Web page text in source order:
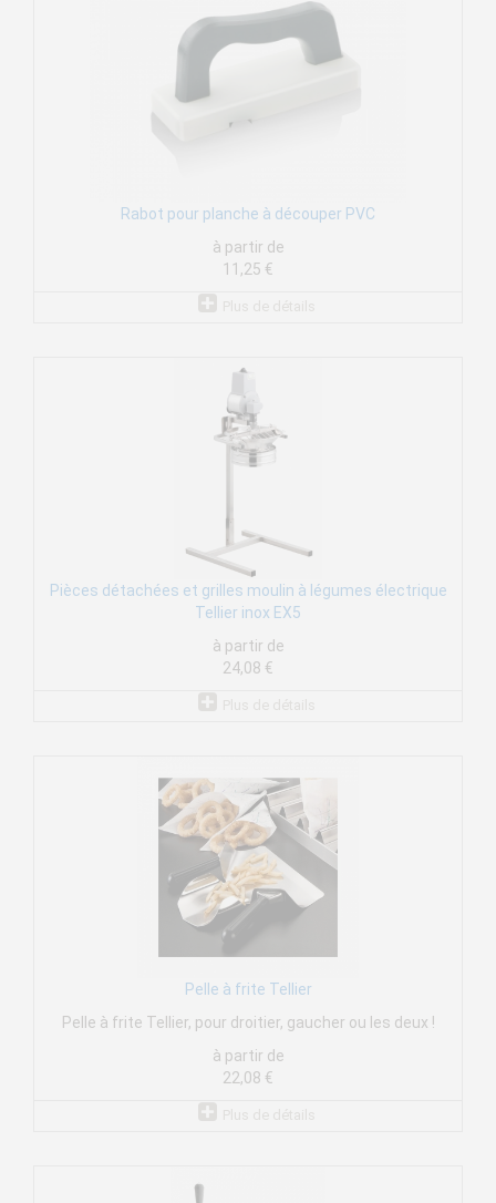
Rabot pour planche à découper PVC
à partir de
11,25 €
Pièces détachées et grilles moulin à légumes électrique
Tellier inox EX5
à partir de
24,08 €
Pelle à frite Tellier
Pelle à frite Tellier, pour droitier, gaucher ou les deux !
à partir de
22,08 €